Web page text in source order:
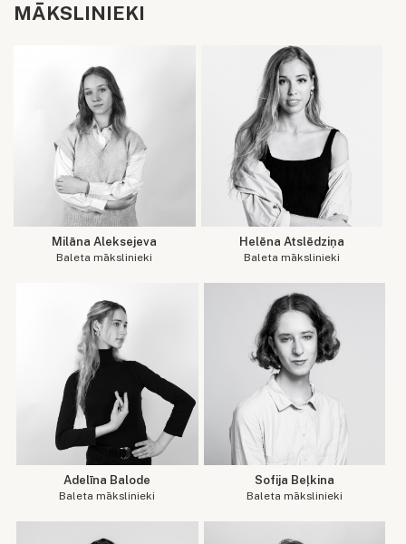
MĀKSLINIEKI
Milāna Aleksejeva
Baleta mākslinieki
Helēna Atslēdziņa
Baleta mākslinieki
Adelīna Balode
Baleta mākslinieki
Sofija Beļkina
Baleta mākslinieki